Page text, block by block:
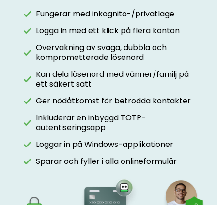
Fungerar med inkognito-/privatläge
Logga in med ett klick på flera konton
Övervakning av svaga, dubbla och
komprometterade lösenord
Kan dela lösenord med vänner/familj på
ett säkert sätt
Ger nödåtkomst för betrodda kontakter
Inkluderar en inbyggd TOTP-
autentiseringsapp
Loggar in på Windows-applikationer
Sparar och fyller i alla onlineformulär